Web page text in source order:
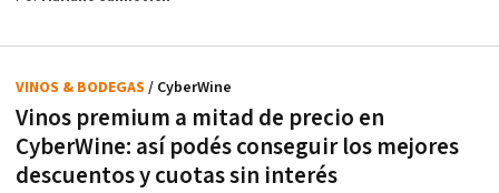
Vinos premium a mitad de precio en
CyberWine: así podés conseguir los mejores
descuentos y cuotas sin interés
VINOS & BODEGAS / CyberWine